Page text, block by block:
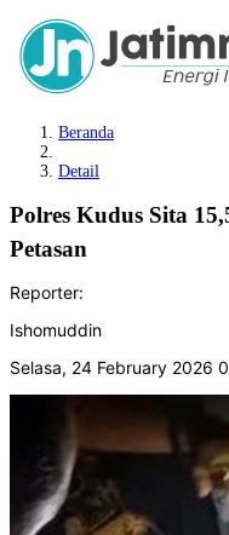
Beranda
Detail
Polres Kudus Sita
Petasan
Reporter:
Ishomuddin
Selasa, 24 February 2026